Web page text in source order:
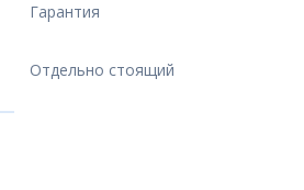
Гарантия
Отдельно стоящий